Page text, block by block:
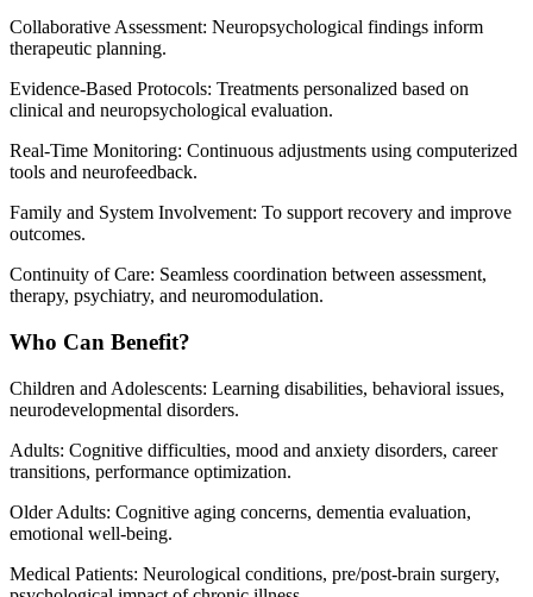
Collaborative Assessment: Neuropsychological findings inform
therapeutic planning.
Evidence-Based Protocols: Treatments personalized based on
clinical and neuropsychological evaluation.
Real-Time Monitoring: Continuous adjustments using computerized
tools and neurofeedback.
Family and System Involvement: To support recovery and improve
outcomes.
Continuity of Care: Seamless coordination between assessment,
therapy, psychiatry, and neuromodulation.
Who Can Benefit?
Children and Adolescents: Learning disabilities, behavioral issues,
neurodevelopmental disorders.
Adults: Cognitive difficulties, mood and anxiety disorders, career
transitions, performance optimization.
Older Adults: Cognitive aging concerns, dementia evaluation,
emotional well-being.
Medical Patients: Neurological conditions, pre/post-brain surgery,